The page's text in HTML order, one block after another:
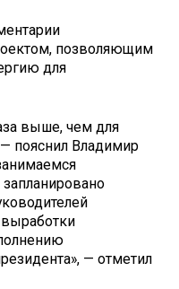
позволяющим
для
выше, чем для
пояснил Владимир
— отметил